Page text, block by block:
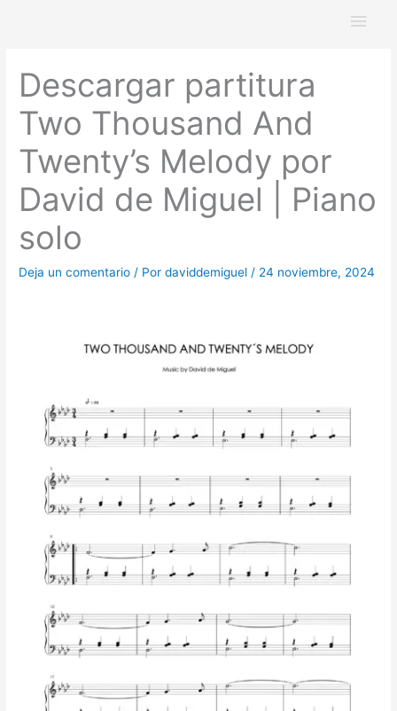
Descargar partitura
Two Thousand And
Twenty’s Melody por
David de Miguel | Piano
solo
Deja un comentario / Pordaviddemiguel / 24 noviembre, 2024